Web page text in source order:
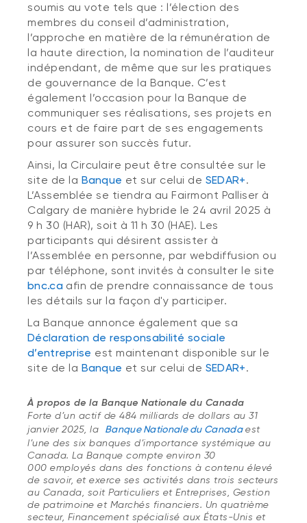
soumis au vote tels que : l’élection des
membres du conseil d’administration,
l’approche en matière de la rémunération de
la haute direction, la nomination de l’auditeur
indépendant, de même que sur les pratiques
de gouvernance de la Banque. C’est
également l’occasion pour la Banque de
communiquer ses réalisations, ses projets en
cours et de faire part de ses engagements
pour assurer son succès futur.
Ainsi, la Circulaire peut être consultée sur le
site de la Banque et sur celui de SEDAR+.
L’Assemblée se tiendra au Fairmont Palliser à
Calgary de manière hybride le 24 avril 2025 à
9 h 30 (HAR), soit à 11 h 30 (HAE). Les
participants qui désirent assister à
l’Assemblée en personne, par webdiffusion ou
par téléphone, sont invités à consulter le site
bnc.ca afin de prendre connaissance de tous
les détails sur la façon d'y participer.
La Banque annonce également que sa
Déclaration de responsabilité sociale
d’entreprise est maintenant disponible sur le
site de la Banque et sur celui de SEDAR+.
À propos de la Banque Nationale du Canada
Forte d’un actif de 484 milliards de dollars au 31
janvier 2025, la
Banque Nationale du Canada est
l’une des six banques d’importance systémique au
Canada. La Banque compte environ 30
000 employés dans des fonctions à contenu élevé
de savoir, et exerce ses activités dans trois secteurs
au Canada, soit Particuliers et Entreprises, Gestion
de patrimoine et Marchés financiers. Un quatrième
secteur, Financement spécialisé aux États-Unis et